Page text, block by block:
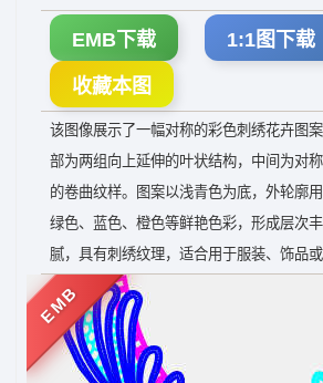
EMB下载 1:1图下载
收藏本图
该图像展示了一幅对称的彩色刺绣花卉图
部为两组向上延伸的叶状结构，中间为对
的卷曲纹样。图案以浅青色为底，外轮廓
绿色、蓝色、橙色等鲜艳色彩，形成层次
腻，具有刺绣纹理，适合用于服装、饰品或
EMB